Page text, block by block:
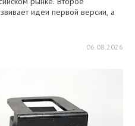
идеи первой версии, а
06.08.2026